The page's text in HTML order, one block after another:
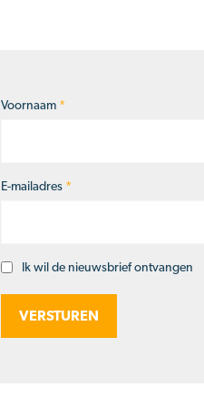
Naam*
Voornaam *
E-mailadres *
Opt-Ik wil de nieuwsbrief ontvangen